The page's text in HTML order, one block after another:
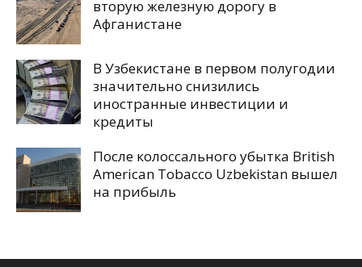
вторую железную дорогу в
Афганистане
В Узбекистане в первом полугодии
значительно снизились
иностранные инвестиции и
кредиты
После колоссального убытка British
American Tobacco Uzbekistan вышел
на прибыль